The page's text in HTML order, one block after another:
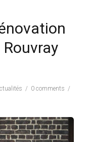
0 comments